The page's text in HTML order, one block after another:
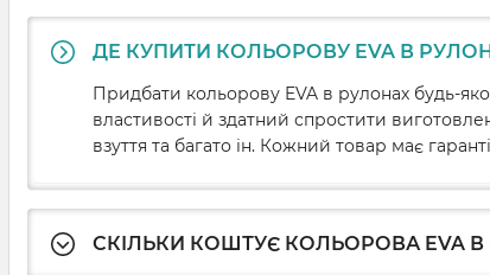
ДЕ КУПИТИ КОЛЬОРОВУ EVA В
Придбати кольорову EVA в рулонах будь-
властивості й здатний спростити
взуття та багато ін. Кожний товар має
СКІЛЬКИ КОШТУЄ КОЛЬОРОВА EVA